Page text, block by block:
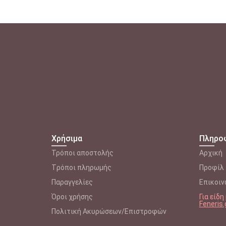
Χρήσιμα
Τρόποι αποστολής
Tρόποι πληρωμής
Παραγγελίες
Όροι χρήσης
Πολιτική Ακυρώσεων/Επιστροφών
Αρχική
Προφίλ
Για